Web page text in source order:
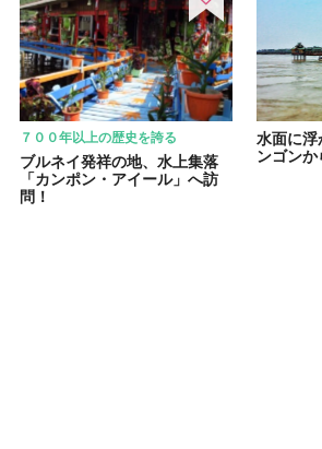
７００年以上の歴史を誇る
ブルネイ発祥の地、水上集落
「カンポン・アイール」へ訪
問！
水面に浮
ンゴンか